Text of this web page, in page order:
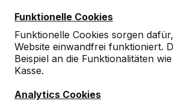
Funktionelle Cookies
Funktionelle Cookies sorgen
Website einwandfrei funktioniert.
Beispiel an die Funktionalitäten
Kasse.
Analytics Cookies